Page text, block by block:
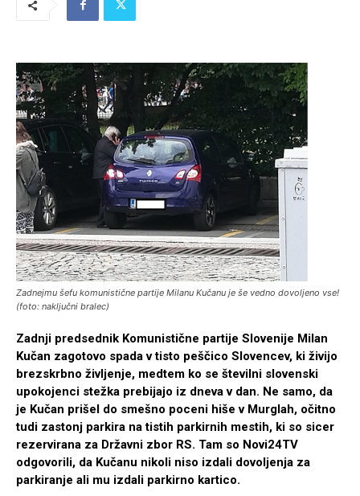
Zadnejmu šefu komunistične partije Milanu Kučanu je še vedno dovoljeno vse!
(foto: naključni bralec)
Zadnji predsednik Komunistične partije Slovenije Milan
Kučan zagotovo spada v tisto peščico Slovencev, ki živijo
brezskrbno življenje, medtem ko se številni slovenski
upokojenci stežka prebijajo iz dneva v dan. Ne samo, da
je Kučan prišel do smešno poceni hiše v Murglah, očitno
tudi zastonj parkira na tistih parkirnih mestih, ki so sicer
rezervirana za Državni zbor RS. Tam so Novi24TV
odgovorili, da Kučanu nikoli niso izdali dovoljenja za
parkiranje ali mu izdali parkirno kartico.